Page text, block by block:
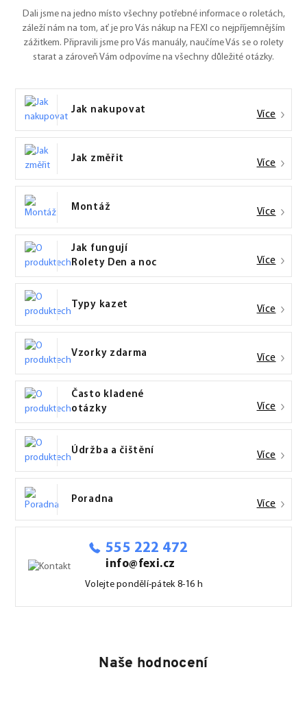
Dali jsme na jedno místo všechny potřebné informace o roletách,
záleží nám na tom, ať je pro Vás nákup na FEXI co nejpříjemnějším
zážitkem. Připravili jsme pro Vás manuály, naučíme Vás se o rolety
starat a zároveň Vám odpovíme na všechny důležité otázky.
Jak nakupovat Více
Jak změřit Více
Montáž Více
Jak fungují
Rolety Den a noc
Více
Typy kazet Více
Vzorky zdarma Více
Často kladené
otázky
Více
Údržba a čištění Více
Poradna Více
555 222 472
info@fexi.cz
Volejte pondělí-pátek 8-16 h
Naše hodnocení